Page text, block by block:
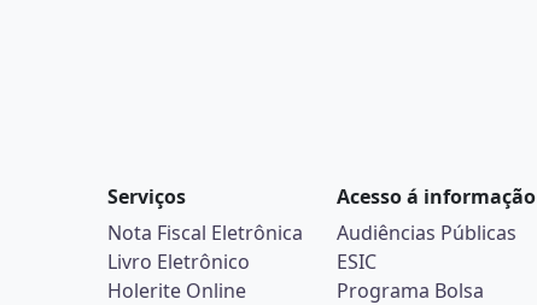
Serviços
Nota Fiscal Eletrônica
Livro Eletrônico
Holerite Online
Acesso á informação
Audiências Públicas
ESIC
Programa Bolsa